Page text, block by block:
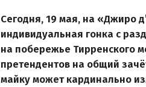
Сегодня, 19 мая, на «Джиро
индивидуальная гонка с
на побережье Тирренского
претендентов на общий
майку может кардинально